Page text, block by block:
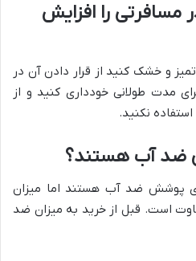
مسافرتی را افزایش
و خشک کنید از قرار دادن آن در
مدت طولانی خودداری کنید و از
نکنید.
ضد آب هستند؟
پوشش ضد آب هستند اما میزان
است. قبل از خرید به میزان ضد